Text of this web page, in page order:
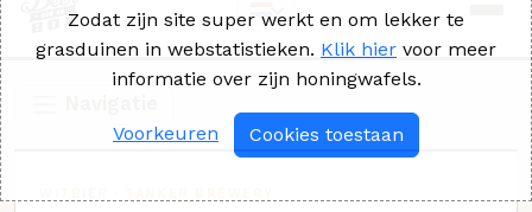
Zodat zijn site super werkt en om lekker te
grasduinen in webstatistieken. Klik hier voor meer
informatie over zijn honingwafels.
Voorkeuren Cookies toestaan